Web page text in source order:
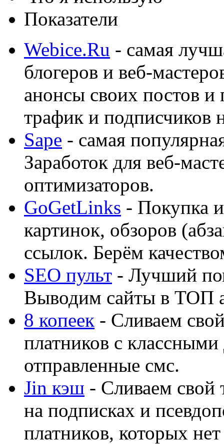
Показатели
Webice.Ru - самая
блогеров и веб-
анонсы своих постов
трафик и подписчиков
Sape - самая
Заработок для веб-
оптимизаторов.
GoGetLinks - Покупка
картинок, обзоров
ссылок. Берём
SEO пульт - Лучший
Выводим сайты в ТОП
8 копеек - Сливаем
платников с
отправленные смс.
Jin кэш - Сливаем свой
на подписках и
платников, которых